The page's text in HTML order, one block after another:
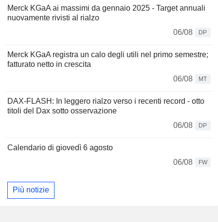
Merck KGaA ai massimi da gennaio 2025 - Target annuali
nuovamente rivisti al rialzo
06/08
DP
Merck KGaA registra un calo degli utili nel primo semestre;
fatturato netto in crescita
06/08
MT
DAX-FLASH: In leggero rialzo verso i recenti record - otto
titoli del Dax sotto osservazione
06/08
DP
Calendario di giovedì 6 agosto
06/08
FW
Più notizie